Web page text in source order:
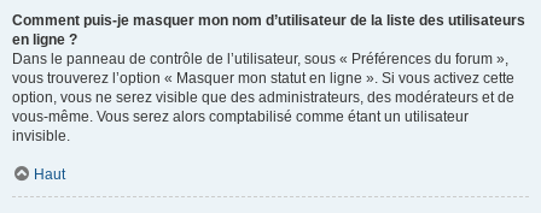
Comment puis-je masquer mon nom d’utilisateur de la liste des utilisateurs
en ligne ?
Dans le panneau de contrôle de l’utilisateur, sous « Préférences du forum »,
vous trouverez l’option « Masquer mon statut en ligne ». Si vous activez cette
option, vous ne serez visible que des administrateurs, des modérateurs et de
vous-même. Vous serez alors comptabilisé comme étant un utilisateur
invisible.
Haut